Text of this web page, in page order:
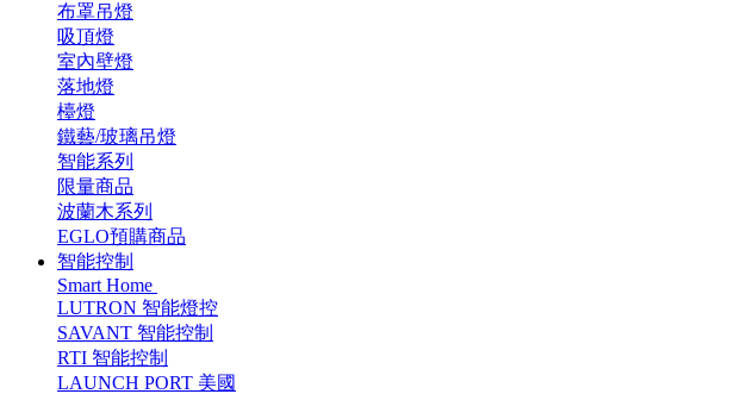
布罩吊燈
吸頂燈
室內壁燈
落地燈
檯燈
鐵藝/玻璃吊燈
智能系列
限量商品
波蘭木系列
EGLO預購商品
智能控制
Smart Home
LUTRON 智能燈控
SAVANT 智能控制
RTI 智能控制
LAUNCH PORT 美國